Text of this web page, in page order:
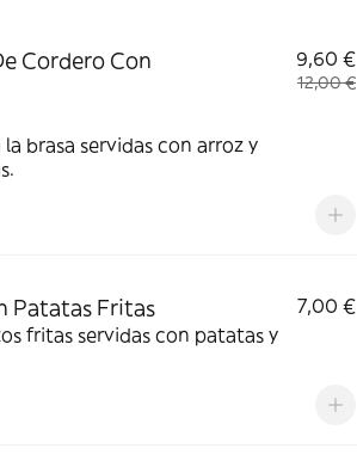
Cordero Con
9,60 €
12,00 €
brasa servidas con arroz y
Patatas Fritas
7,00 €
fritas servidas con patatas y